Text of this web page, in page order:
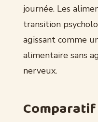
journée. Les
transition
agissant comme
alimentaire sans
nerveux.
Comparatif